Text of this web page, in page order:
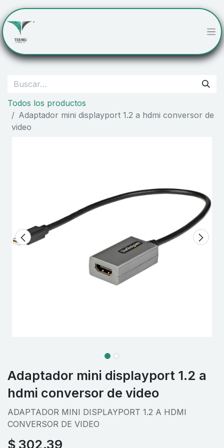
Todos los productos
Adaptador mini displayport 1.2 a hdmi conversor de
video
Adaptador mini displayport 1.2 a
hdmi conversor de video
ADAPTADOR MINI DISPLAYPORT 1.2 A HDMI
CONVERSOR DE VIDEO
$ 302.39